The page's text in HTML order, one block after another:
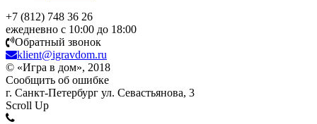
+7 (812) 748 36 26
ежедневно с 10:00 до 18:00
Обратный звонок
klient@igravdom.ru
© «Игра в дом», 2018
Сообщить об ошибке
г. Санкт-Петербург ул. Севастьянова, 3
Scroll Up